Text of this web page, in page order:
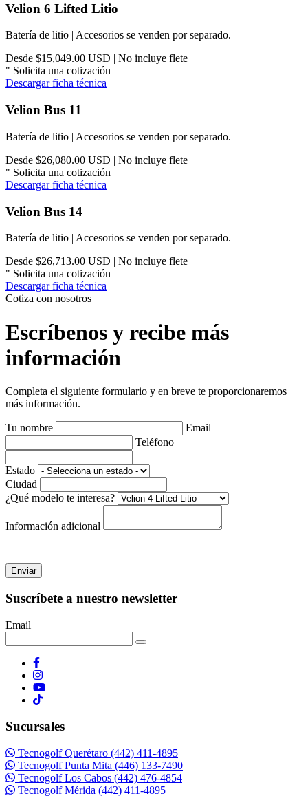
Velion 6 Lifted Litio
Batería de litio | Accesorios se venden por separado.
Desde $15,049.00 USD | No incluye flete
" Solicita una cotización
Descargar ficha técnica
Velion Bus 11
Batería de litio | Accesorios se venden por separado.
Desde $26,080.00 USD | No incluye flete
" Solicita una cotización
Descargar ficha técnica
Velion Bus 14
Batería de litio | Accesorios se venden por separado.
Desde $26,713.00 USD | No incluye flete
" Solicita una cotización
Descargar ficha técnica
Cotiza con nosotros
Escríbenos y recibe más
información
Completa el siguiente formulario y en breve te proporcionaremos
más información.
Tu nombre
Email
Teléfono
Estado
Ciudad
¿Qué modelo te interesa?
Información adicional
Enviar
Suscríbete a nuestro newsletter
Email
Sucursales
Tecnogolf Querétaro (442) 411-4895
Tecnogolf Punta Mita (446) 133-7490
Tecnogolf Los Cabos (442) 476-4854
Tecnogolf Mérida (442) 411-4895